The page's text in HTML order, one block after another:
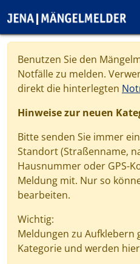
Benutzen Sie den
Notfälle zu melden.
direkt die hinterlegten
Hinweise zur neuen
Bitte senden Sie immer
Standort (Straßenname,
Hausnummer oder GPS-
Meldung mit. Nur so
bearbeiten.
Wichtig:
Meldungen zu
Kategorie und werden